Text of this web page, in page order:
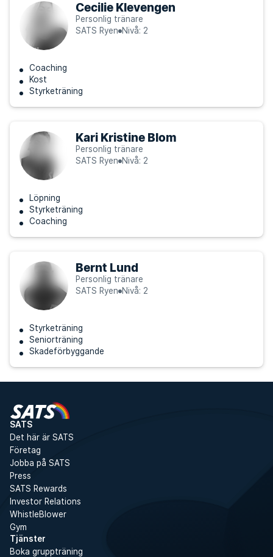
Cecilie Klevengen
Personlig tränare
SATS Ryen Nivå: 2
Coaching
Kost
Styrketräning
Kari Kristine Blom
Personlig tränare
SATS Ryen Nivå: 2
Löpning
Styrketräning
Coaching
Bernt Lund
Personlig tränare
SATS Ryen Nivå: 2
Styrketräning
Seniorträning
Skadeförbyggande
SATS
Det här är SATS
Företag
Jobba på SATS
Press
SATS Rewards
Investor Relations
WhistleBlower
Gym
Tjänster
Boka gruppträning